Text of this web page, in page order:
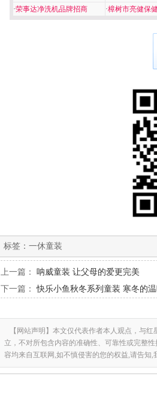
·荣事达净洗机品牌招商 ·樟树市亮健保
标签： 一休童装
上一篇： 呐威童装 让父母的爱更完美
下一篇：快乐小鱼秋冬系列童装 寒冬的
【网站声明】本文仅代表作者本人观点，与
立，不对所包含内容的准确性、可靠性或完整
容均来自互联网,如不慎侵害的您的权益,请告知,